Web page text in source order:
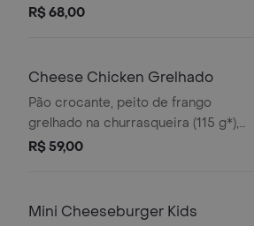
bacon, alface e tomate orgânicos,
frita. *peso in natura antes da cocção.
R$ 68,00
Cheese Chicken Grelhado
Pão crocante, peito de frango
grelhado na churrasqueira (115 g*),
alface e tomate orgânicos, queijo tipo
natura antes da cocção.
R$ 59,00
Mini Cheeseburger Kids